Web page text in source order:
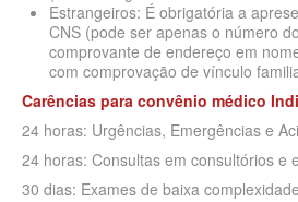
QSAUDE PLANO DE SAÚDE INDIVIDUAL
SANTA HELENA PLANO DE SAÚDE
SANTARIS PLANO DE SAÚDE INDIVIDUAL
SÃO CRISTOVÃO PLANO DE SAÚDE
SÃO MIGUEL PLANO DE SAÚDE
Estrangeiros: É obrigatória a
CNS (pode ser apenas o número
comprovante de endereço em
com comprovação de vínculo
Carências para convênio médico
24 horas: Urgências, Emergências e
24 horas: Consultas em consultórios e
30 dias: Exames de baixa complexidade